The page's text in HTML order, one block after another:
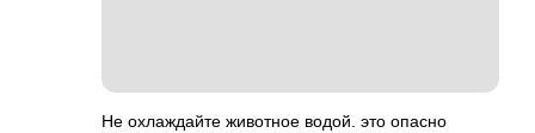
Не охлаждайте животное водой. это опасно